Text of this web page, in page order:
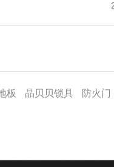
板 晶贝贝锁具 防火门